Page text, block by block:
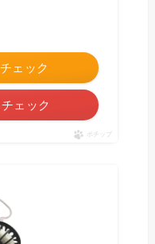
ェック
ェック
ポチップ